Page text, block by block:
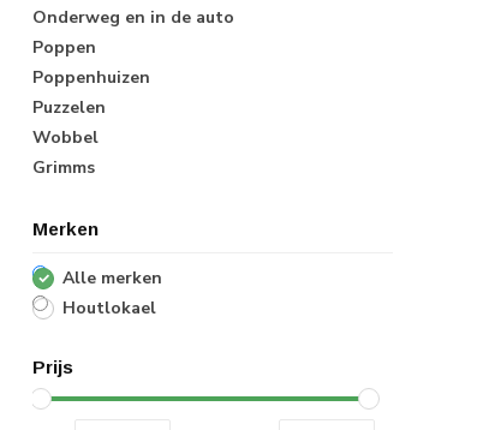
Onderweg en in de auto
Poppen
Poppenhuizen
Puzzelen
Wobbel
Grimms
Merken
Alle merken
Houtlokael
Prijs